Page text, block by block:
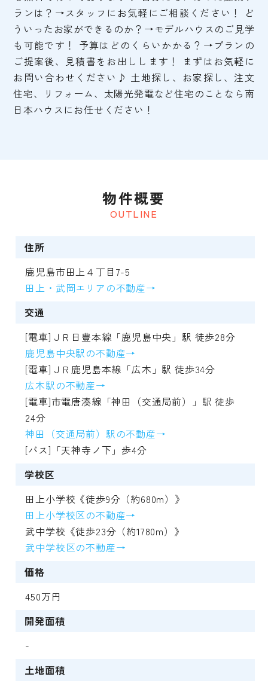
ランは？→スタッフにお気軽にご相談ください！ ど
ういったお家ができるのか？→モデルハウスのご見学
も可能です！ 予算はどのくらいかかる？→プランの
ご提案後、見積書をお出しします！ まずはお気軽に
お問い合わせください♪ 土地探し、お家探し、注文
住宅、リフォーム、太陽光発電など住宅のことなら南
日本ハウスにお任せください！
OUTLINE
物件概要
住所
鹿児島市田上４丁目7-5
田上・武岡エリアの不動産→
交通
[電車]ＪＲ日豊本線「鹿児島中央」駅 徒歩28分
鹿児島中央駅の不動産→
[電車]ＪＲ鹿児島本線「広木」駅 徒歩34分
広木駅の不動産→
[電車]市電唐湊線「神田（交通局前）」駅 徒歩
24分
神田（交通局前）駅の不動産→
[バス]「天神寺ノ下」歩4分
学校区
田上小学校《徒歩9分（約680m）》
田上小学校区の不動産→
武中学校《徒歩23分（約1780m）》
武中学校区の不動産→
価格
450万円
開発面積
-
土地面積